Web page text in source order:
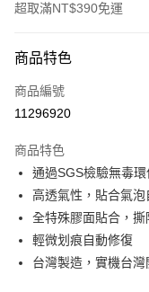
超取滿NT$390免運
信用卡一次付款
超商取貨付款
Apple Pay
街口支付
悠遊付
全盈+PAY
商品特色
商品編號
11296920
商品特色
通過SGS檢驗無毒
高透氣性，貼合氣泡
全特殊膠面貼合，
輕微划痕自動修復
台灣製造，實機台灣